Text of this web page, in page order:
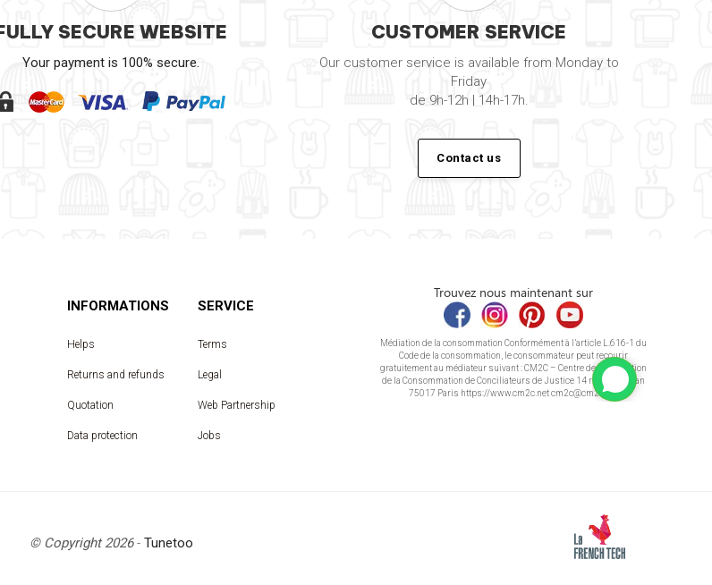
SECURE WEBSITE
Your payment is 100% secure.
CUSTOMER SERVICE
Our customer service is available from Monday to
Friday
de 9h-12h | 14h-17h.
Contact us
INFORMATIONS
Helps
Returns and refunds
Quotation
Data protection
SERVICE
Terms
Legal
Web Partnership
Jobs
Trouvez nous maintenant sur
Médiation de la consommation Conformément à l’article L.616-1 du
Code de la consommation, le consommateur peut recourir
gratuitement au médiateur suivant : CM2C – Centre de la Médiation
de la Consommation de Conciliateurs de Justice 14 rue Saint Jean
75017 Paris https://www.cm2c.net cm2c@cm2c.net
© Copyright 2026- Tunetoo